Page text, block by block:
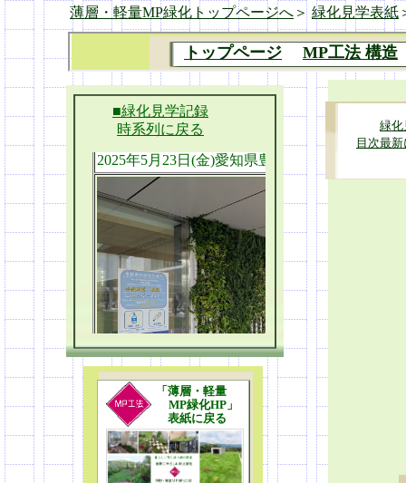
薄層・軽量MP緑化トップページへ ＞ 緑化見学表紙
■緑化見学記録
時系列に戻る
緑化
目次最